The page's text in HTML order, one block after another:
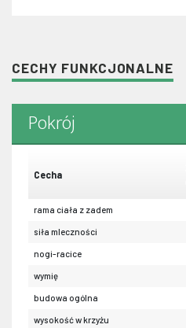
CECHY FUNKCJONALNE
Pokrój
Cecha
rama ciała z zadem
siła mleczności
nogi-racice
wymię
budowa ogólna
wysokość w krzyżu